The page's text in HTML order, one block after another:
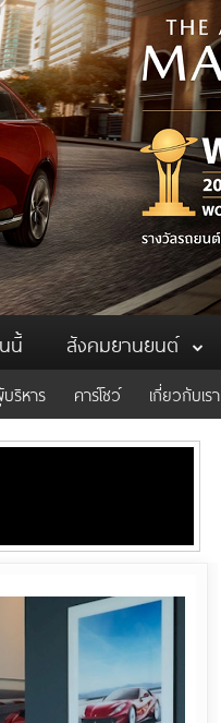
นี้ สังคมยานยนต์
ริหาร คาร์โชว์ เกี่ยวกับเรา